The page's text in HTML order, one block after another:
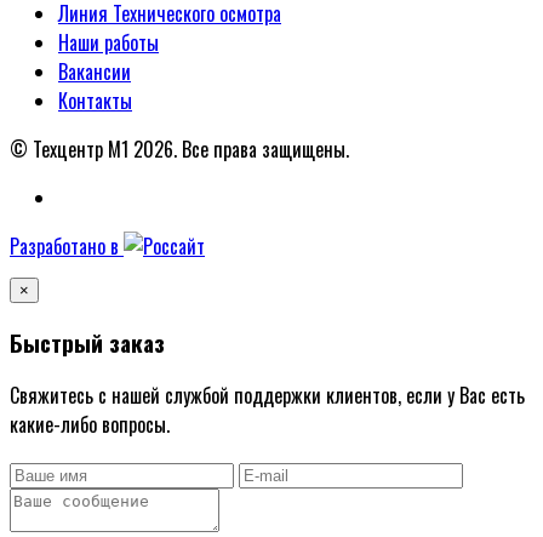
Линия Технического осмотра
Наши работы
Вакансии
Контакты
© Техцентр М1 2026. Все права защищены.
Разработано в
×
Быстрый заказ
Свяжитесь с нашей службой поддержки клиентов, если у Вас есть
какие-либо вопросы.